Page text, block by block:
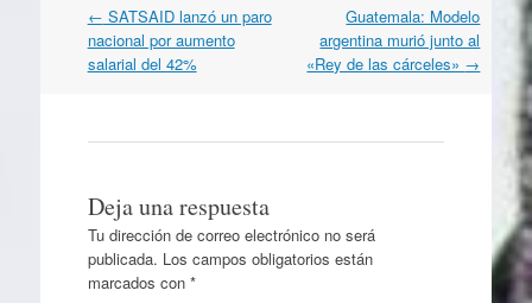
Navegación
por
artículos
← SATSAID lanzó un paro
nacional por aumento
salarial del 42%
Guatemala: Modelo
argentina murió junto al
«Rey de las cárceles» →
Deja una respuesta
Tu dirección de correo electrónico no será
publicada. Los campos obligatorios están
marcados con *